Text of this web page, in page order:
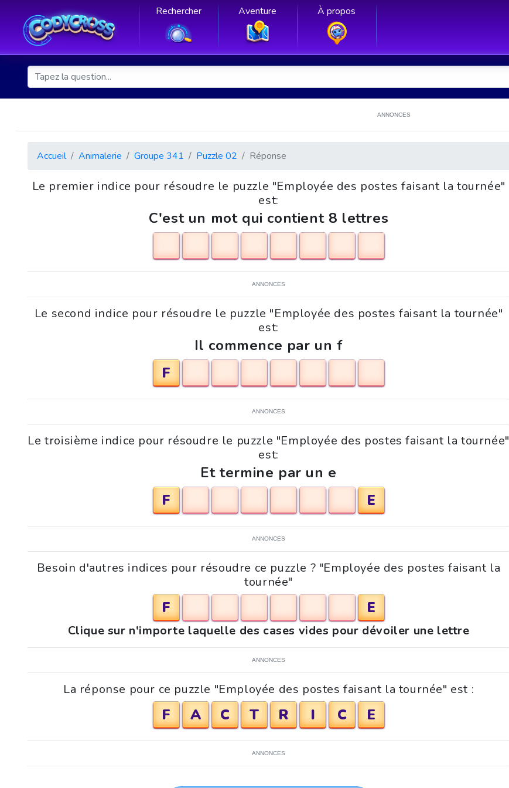
Rechercher Aventure À propos
ANNONCES
Accueil Animalerie Groupe 341 Puzzle 02 Réponse
Le premier indice pour résoudre le puzzle "Employée des postes faisant la tournée"
est:
C'est un mot qui contient 8 lettres
ANNONCES
Le second indice pour résoudre le puzzle "Employée des postes faisant la tournée"
est:
Il commence par un f
F
ANNONCES
Le troisième indice pour résoudre le puzzle "Employée des postes faisant la tournée"
est:
Et termine par un e
F
E
ANNONCES
Besoin d'autres indices pour résoudre ce puzzle ? "Employée des postes faisant la
tournée"
F E
Clique sur n'importe laquelle des cases vides pour dévoiler une lettre
ANNONCES
La réponse pour ce puzzle "Employée des postes faisant la tournée" est :
F A C T R I C E
ANNONCES